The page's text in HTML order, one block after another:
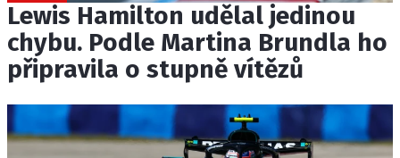
Lewis Hamilton udělal jedinou
chybu. Podle Martina Brundla ho
připravila o stupně vítězů